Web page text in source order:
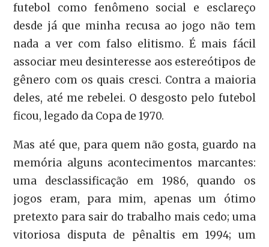
futebol como fenômeno social e esclareço
desde já que minha recusa ao jogo não tem
nada a ver com falso elitismo. É mais fácil
associar meu desinteresse aos estereótipos de
gênero com os quais cresci. Contra a maioria
deles, até me rebelei. O desgosto pelo futebol
ficou, legado da Copa de 1970.
Mas até que, para quem não gosta, guardo na
memória alguns acontecimentos marcantes:
uma desclassificação em 1986, quando os
jogos eram, para mim, apenas um ótimo
pretexto para sair do trabalho mais cedo; uma
vitoriosa disputa de pênaltis em 1994; um